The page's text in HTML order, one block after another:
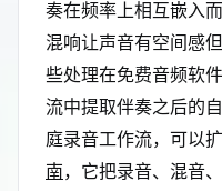
奏在频率上相互嵌入
混响让声音有空间感
些处理在免费音频软
流中提取伴奏之后的
庭录音工作流，可以
南，它把录音、混音